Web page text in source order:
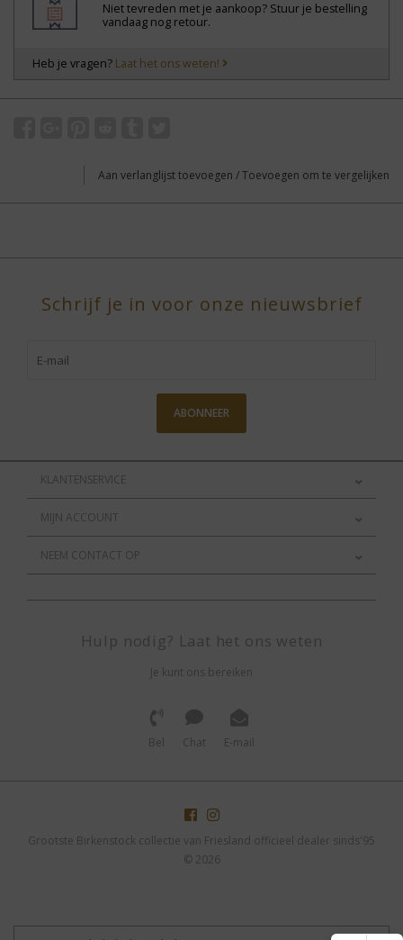
Niet tevreden met je aankoop? Stuur je bestelling
vandaag nog retour.
Heb je vragen? Laat het ons weten!
Aan verlanglijst toevoegen /Toevoegen om te vergelijken
Schrijf je in voor onze nieuwsbrief
ABONNEER
KLANTENSERVICE
MIJN ACCOUNT
NEEM CONTACT OP
Hulp nodig? Laat het ons weten
Je kunt ons bereiken
Bel Chat E-mail
Grootste Birkenstock collectie van Friesland officieel dealer sinds'95
© 2026